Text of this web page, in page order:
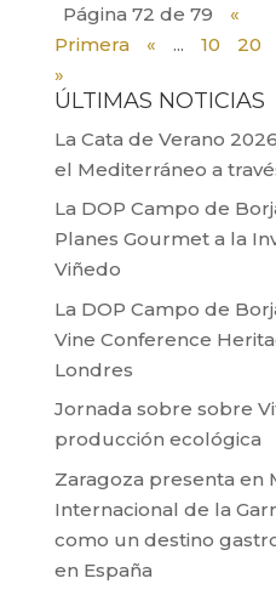
Página 72 de 79
«
Primera
« ... 10 20
»
ÚLTIMAS NOTICIAS
La Cata de Verano
el Mediterráneo a
La DOP Campo de
Planes Gourmet a la
Viñedo
La DOP Campo de
Vine Conference
Londres
Jornada sobre sobre
producción ecológica
Zaragoza presenta en
Internacional de la
como un destino
en España